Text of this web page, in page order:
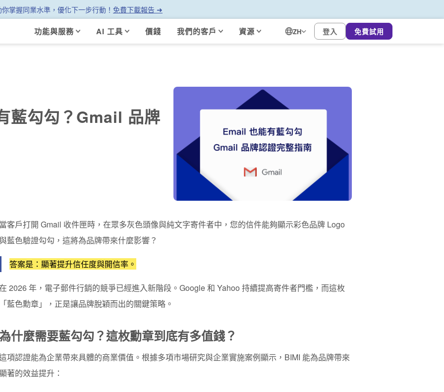
掌握同業水準，優化下一步行動！ 免費下載報告 ➜
功能與服務 AI 工具 價錢 我們的客戶 資源 ZH 登入 免費試用
藍勾勾？Gmail 品牌
當客戶打開 Gmail 收件匣時，在眾多灰色頭像與純文字寄件者中，您的信件能夠顯示彩色品牌 Logo
藍色驗證勾勾 ，這將為品牌帶來什麼影響？
答案是：顯著提升信任度與開信率。
2026 年，電子郵件行銷的競爭已經進入新階段。Google 和 Yahoo 持續提高寄件者門檻，而這枚
「藍色勳章」，正是讓品牌脫穎而出的關鍵策略。
什麼需要藍勾勾？這枚勳章到底有多值錢？
項認證能為企業帶來具體的商業價值。根據多項市場研究與企業實施案例顯示，BIMI 能為品牌帶來
顯著的效益提升：